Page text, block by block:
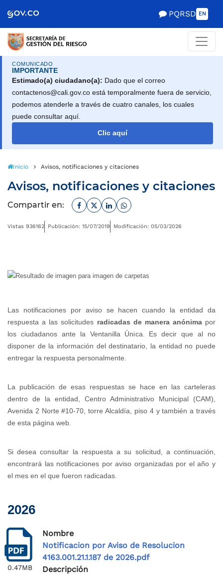
de Gobierno
PQRSD EN
COMUNICADO
IMPORTANTE
Estimado(a) ciudadano(a): Dado que el correo
contactenos@cali.gov.co está temporalmente fuera de servicio,
podemos atenderle a través de cuatro canales, los cuales
puede consultar aquí.
Clic aquí
Inicio Avisos, notificaciones y citaciones
Avisos, notificaciones y citaciones
Compartir en: Facebook
TwitterLinkedinWhatsapp
Vistas 936162 Publicación: 15/07/2019 Modificación: 05/03/2026
Las notificaciones por aviso se hacen cuando la entidad da
respuesta a las solicitudes radicadas de manera anónimapor
los ciudadanos ante la Ventanilla Única. Es decir que al no
disponer de la información del destinatario, la entidad no puede
entregar la respuesta personalmente.
La publicación de esas respuestas se hace en las carteleras
dentro de la entidad, Centro Administrativo Municipal (CAM),
Avenida 2 Norte #10-70, torre Alcaldía, piso 4y también a través
de esta página web.
Si desea consultar la respuesta a su solicitud, a continuación,
encontrará las notificaciones por aviso organizadas por el año y
el mes en el que fueron radicadas.
2026
0.47MB
Nombre
Notificacion por Aviso de Resolucion
4163.001.21.1.187 de 2026.pdf
Descripción